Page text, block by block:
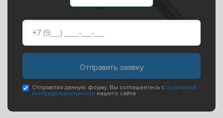
Отправляя данную форму, Вы соглашаетесь с политикой
конфиденциальности нашего сайта